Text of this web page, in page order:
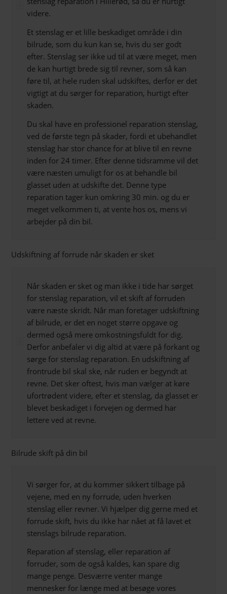
videre.
Et stenslag er et lille beskadiget område i din
bilrude, som du kun kan se, hvis du ser godt
efter. Stenslag ser ikke ud til at være meget, men
de kan hurtigt brede sig til revner, som så kan
føre til, at hele ruden skal udskiftes, derfor er det
vigtigt at du sørger for reparation, hurtigt efter
skaden.
Du skal have en professionel reparation stenslag,
ved de første tegn på skader, fordi et ubehandlet
stenslag har stor chance for at blive til en revne
inden for 24 timer. Efter denne tidsramme vil det
være næsten umuligt for os at behandle bil
glasset uden at udskifte det. Denne type
reparation tager kun omkring 30 min. og du er
meget velkommen ti, at vente hos os, mens vi
arbejder på din bil.
Udskiftning af forrude når skaden er sket
Når skaden er sket og man ikke i tide har sørget
for stenslag reparation, vil et skift af forruden
være næste skridt. Når man foretager udskiftning
af bilrude, er det en noget større opgave og
dermed også mere omkostningsfuldt for dig.
Derfor anbefaler vi dig altid at være på forkant og
sørge for stenslag reparation. En udskiftning af
frontrude bil skal ske, når ruden er begyndt at
revne. Det sker oftest, hvis man vælger at køre
ufortrødent videre, efter et stenslag, da glasset er
blevet beskadiget i forvejen og dermed har
lettere ved at revne.
Bilrude skift på din bil
Vi sørger for, at du kommer sikkert tilbage på
vejene, med en ny forrude, uden hverken
stenslag eller revner. Vi hjælper dig gerne med et
forrude skift, hvis du ikke har nået at få lavet et
stenslags bilrude reparation.
Reparation af stenslag, eller reparation af
forruder, som de også kaldes, kan spare dig
mange penge. Desværre venter mange
mennesker for længe med at besøge vores